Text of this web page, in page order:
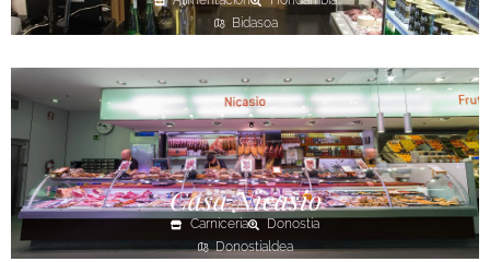
Bidasoa
Casa Nicasio
Carnicería
Donostia
Donostialdea